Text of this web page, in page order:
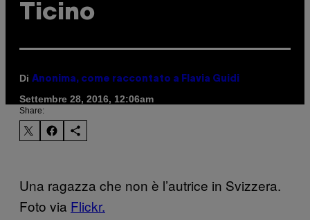
Ticino
Di Anonima, come raccontato a Flavia Guidi
Settembre 28, 2016, 12:06am
Share:
Una ragazza che non è l’autrice in Svizzera.
Foto via Flickr.